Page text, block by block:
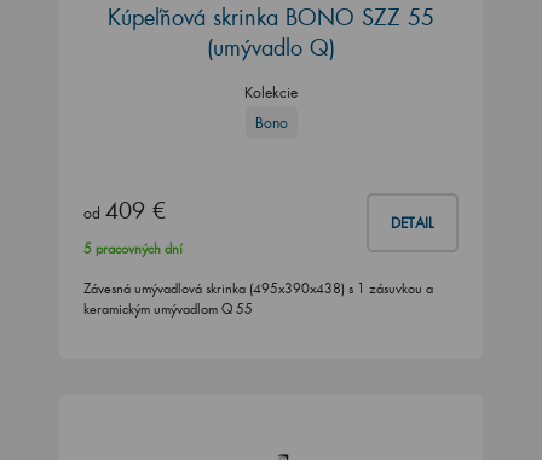
Kúpeľňová skrinka BONO SZZ 55
(umývadlo Q)
Kolekcie
Bono
od 409 € DETAIL
5 pracovných dní
Závesná umývadlová skrinka (495x390x438) s 1 zásuvkou a
keramickým umývadlom Q 55